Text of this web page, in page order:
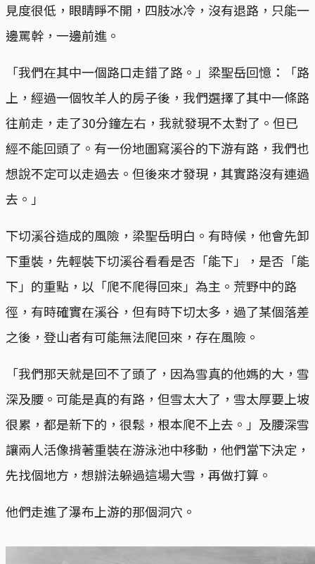
見度很低，眼睛睜不開，四肢冰冷，沒有退路，只能一
邊罵幹，一邊前進。
「我們在其中一個路口走錯了路。」梁聖岳回憶：「路
上，經過一個牧羊人的房子後，我們選擇了其中一條路
往前走，走了30分鐘左右，我就發現不太對了。但已
經不能回頭了。有一份地圖寫溪谷的下游有路，我們也
想說不定可以走過去。但後來才發現，其實路沒有連過
去。」
下切溪谷造成的風險，梁聖岳明白。有時候，他會先卸
下重裝，先輕裝下切溪谷看看是否「能下」，是否「能
下」的重點，以「爬不爬得回來」為主。荒野中的路
徑，有時確實在溪谷，但有時下切太多，過了某個落差
之後，登山者有可能無法爬回來，存在風險。
「我們那天就是回不了頭了，因為雪真的他媽的大，雪
深及腰。可能是真的有路，但雪太大了，雪太厚要上坡
很累，都是新下的，很鬆，根本爬不上去。」及腰深雪
讓兩人活像揹著重裝在游泳池中移動，他們當下決定，
先找個地方，想辦法躲過這場大雪，再做打算。
他們走進了瀑布上游的那個洞穴。